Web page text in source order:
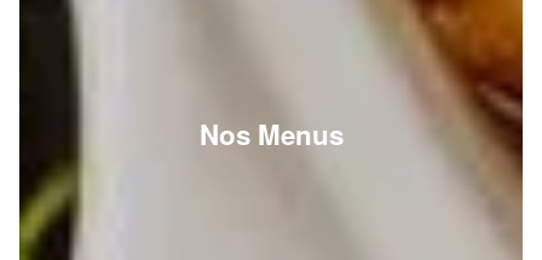
Nos Menus